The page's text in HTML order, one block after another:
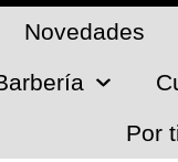
Novedades
Por